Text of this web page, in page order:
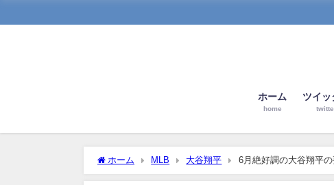
ホーム
home
ツイッ
ホーム MLB 大谷翔平 6月絶好調の大谷翔平